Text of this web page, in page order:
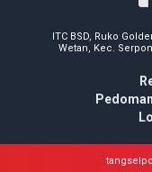
ITC BSD, Ruko
Wetan, Kec.